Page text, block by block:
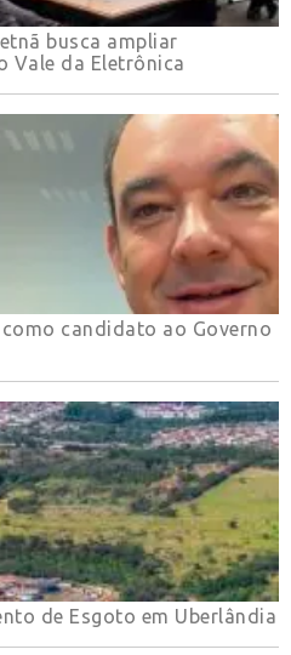
busca ampliar
Vale da Eletrônica
candidato ao Governo
de Esgoto em Uberlândia